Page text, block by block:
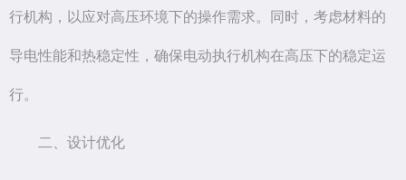
行机构，以应对高压环境下的操作需求。同时，考虑材料的
导电性能和热稳定性，确保电动执行机构在高压下的稳定运
行。
二、设计优化